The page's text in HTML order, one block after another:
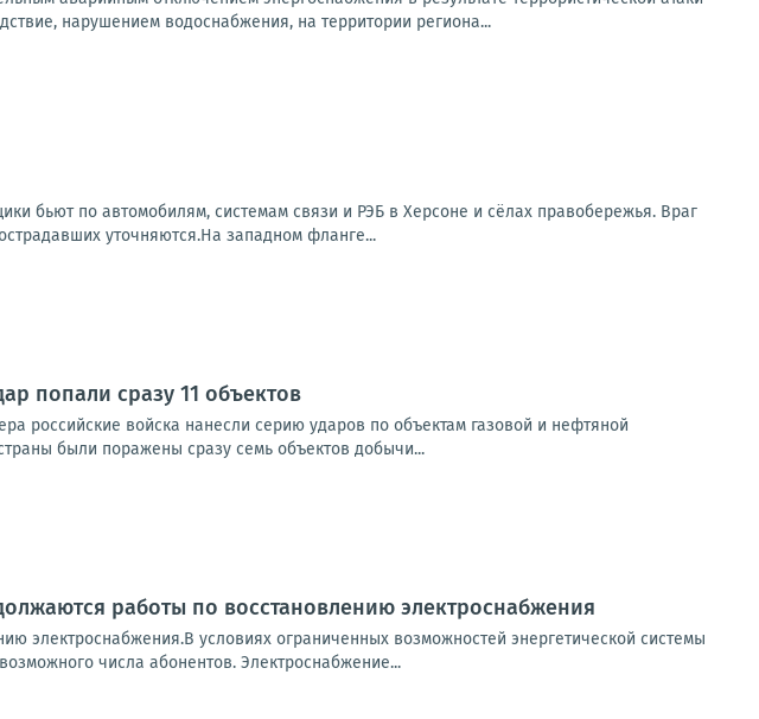
нарушением водоснабжения, на территории региона...
бьют по автомобилям, системам связи и РЭБ в Херсоне и сёлах правобережья. Враг
уточняются.На западном фланге...
попали сразу 11 объектов
российские войска нанесли серию ударов по объектам газовой и нефтяной
были поражены сразу семь объектов добычи...
работы по восстановлению электроснабжения
электроснабжения.В условиях ограниченных возможностей энергетической системы
числа абонентов. Электроснабжение...